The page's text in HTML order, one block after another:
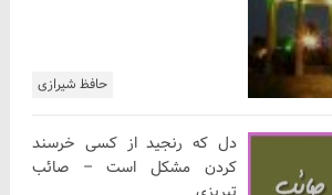
حافظ شیرازی
دل که رنجید از کسی خرسند
کردن مشکل است – صائب